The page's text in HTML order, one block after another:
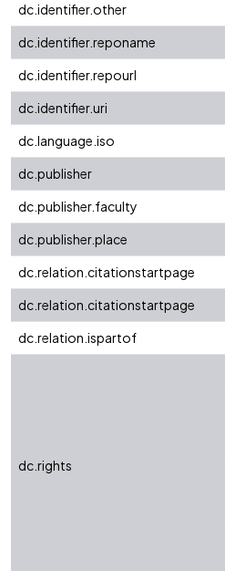
dc.identifier.other
dc.identifier.reponame
dc.identifier.repourl
dc.identifier.uri
dc.language.iso
dc.publisher
dc.publisher.faculty
dc.publisher.place
dc.relation.citationstartpage
dc.relation.citationstartpage
dc.relation.ispartof
dc.rights